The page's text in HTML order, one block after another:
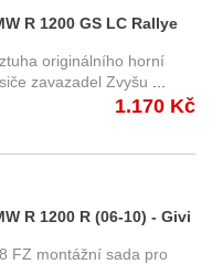
R 1200 GS LC Rallye
) - výztuha originálního
nosiče
originálního horní
zavazadel Zvyšu
1.170 Kč
R 1200 R (06-10) - Givi
sada pro
FZ montážní sada pro